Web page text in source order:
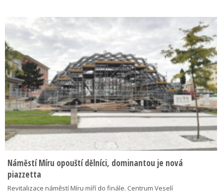
Náměstí Míru opouští dělníci, dominantou je nová
piazzetta
Revitalizace náměstí Míru míří do finále. Centrum Veselí